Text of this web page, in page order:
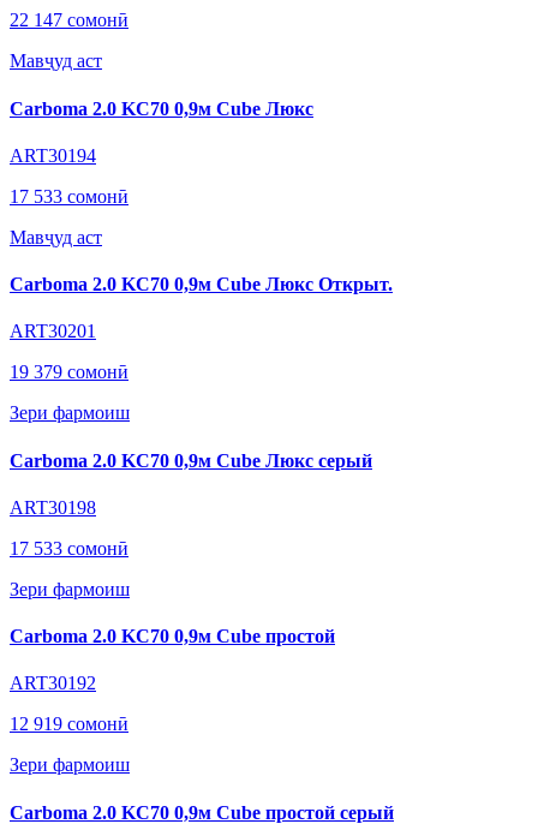
22 147 сомонӣ
Мавҷуд аст
Carboma 2.0 KC70 0,9м Cube Люкс
ART30194
17 533 сомонӣ
Мавҷуд аст
Carboma 2.0 KC70 0,9м Cube Люкс Открыт.
ART30201
19 379 сомонӣ
Зери фармоиш
Carboma 2.0 KC70 0,9м Cube Люкс серый
ART30198
17 533 сомонӣ
Зери фармоиш
Carboma 2.0 KC70 0,9м Cube простой
ART30192
12 919 сомонӣ
Зери фармоиш
Carboma 2.0 KC70 0,9м Cube простой серый